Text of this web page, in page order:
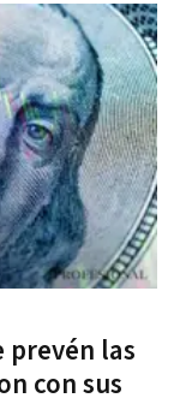
prevén las
con sus